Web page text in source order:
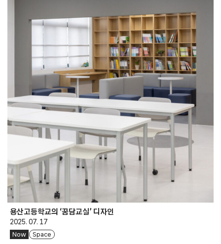
용산고등학교의 ‘꿈담교실’ 디자인
2025. 07. 17
Now Space